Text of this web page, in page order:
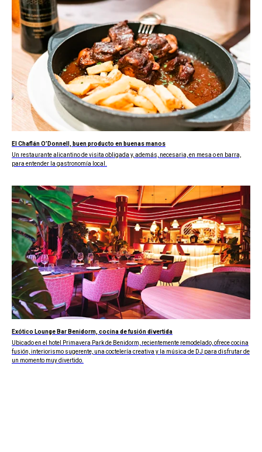
El Chaflán O’Donnell, buen producto en buenas manos
Un restaurante alicantino de visita obligada y, además, necesaria, en mesa o en barra,
para entender la gastronomía local.
Exótico Lounge Bar Benidorm, cocina de fusión divertida
Ubicado en el hotel Primavera Park de Benidorm, recientemente remodelado, ofrece cocina
fusión, interiorismo sugerente, una coctelería creativa y la música de DJ para disfrutar de
un momento muy divertido.